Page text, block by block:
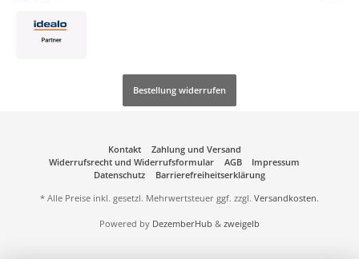
Bestellung widerrufen
Kontakt
Zahlung und Versand
Widerrufsrecht und Widerrufsformular
AGB
Impressum
Datenschutz
Barrierefreiheitserklärung
* Alle Preise inkl. gesetzl. Mehrwertsteuer ggf. zzgl. Versandkosten.
Powered by DezemberHub & zweigelb